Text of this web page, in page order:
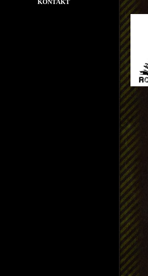
KONTAKT